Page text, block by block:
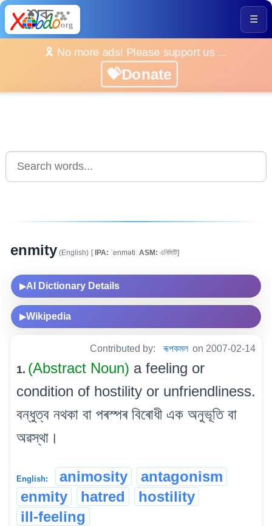
☰
🎗️ No more ads! Please support us ...
💝Donate
enmity (English) [IPA: ˈenmətiː ASM: এনিমিটি]
▶AI Dictionary Details
▶Wikipedia
Contributed by: ৰূপকমল on 2007-02-14
1. (Abstract Noun) a feeling or
condition of hostility or unfriendliness.
বন্ধুত্ব নথকা বা পৰস্পৰ বিৰোধী এক অনুভূতি বা
অৱস্থা।
English: animosity
antagonism
enmity
hatred
hostility
ill-feeling